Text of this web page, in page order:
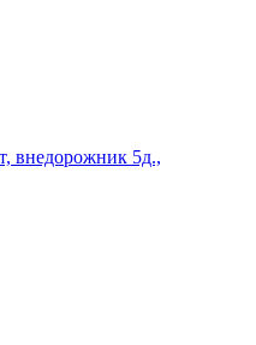
внедорожник 5д.,